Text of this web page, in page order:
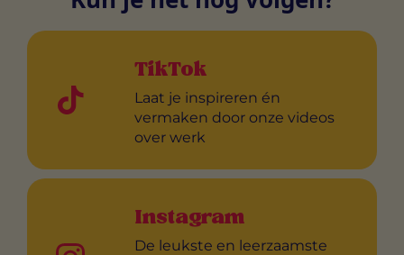
TikTok
Laat je inspireren én
vermaken door onze videos
over werk
Instagram
De leukste en leerzaamste